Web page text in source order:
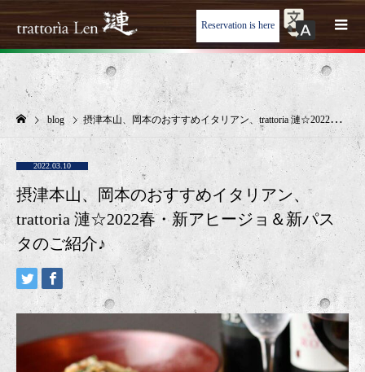
Reservation is here
blog 摂津本山、岡本のおすすめイタリアン、trattoria 漣☆2022春・新アヒージョ＆新パスタのご紹介♪
2022.03.10
摂津本山、岡本のおすすめイタリアン、
trattoria 漣☆2022春・新アヒージョ＆新パス
タのご紹介♪